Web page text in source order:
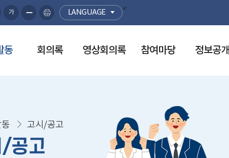
가 <
LANGUAGE
동 회의록 영상회의록 참여마당 정보공개
고시/공고
공고